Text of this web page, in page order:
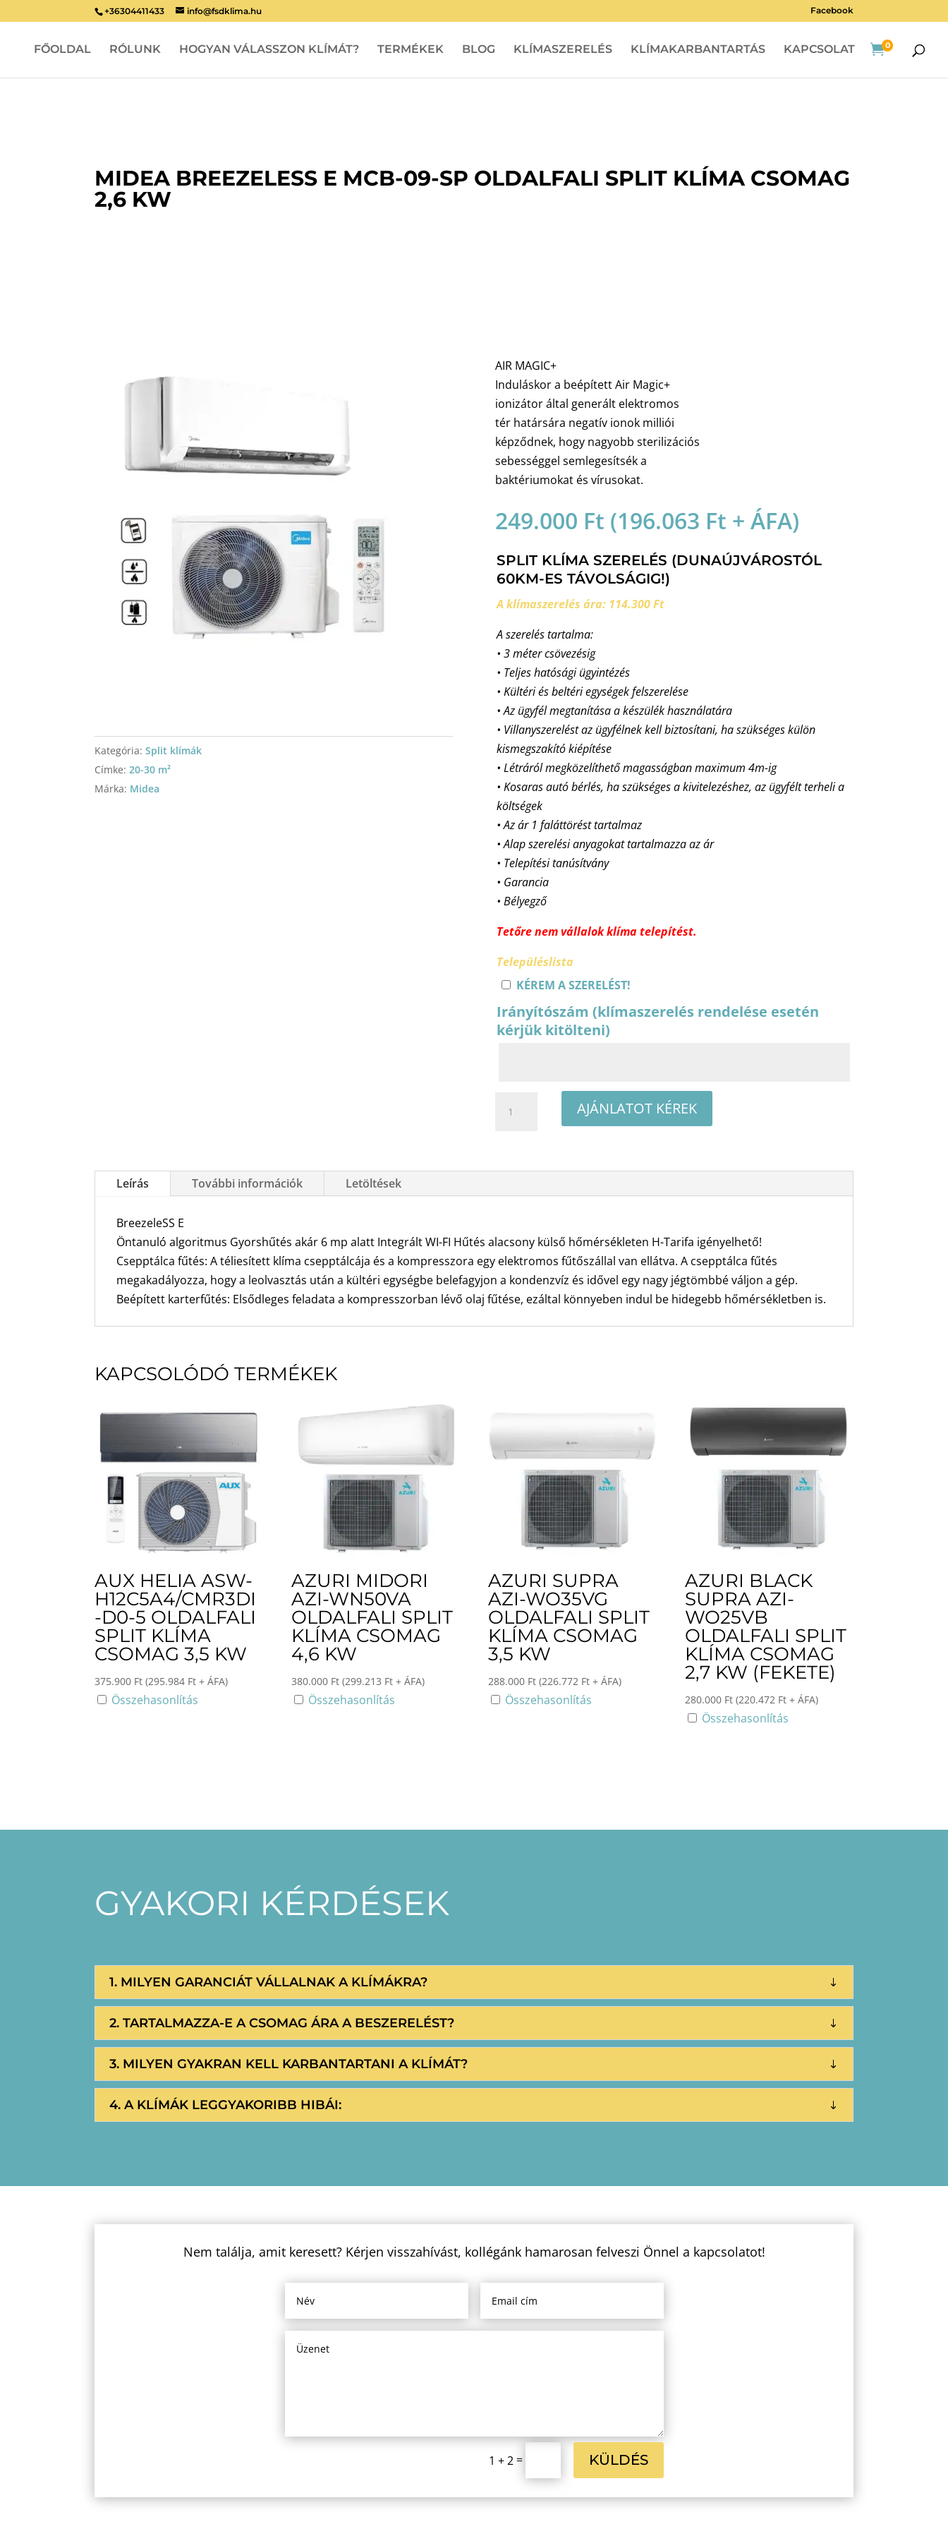
+36304411433 info@fsdklima.hu Facebook
FŐOLDAL RÓLUNK HOGYAN VÁLASSZON KLÍMÁT? TERMÉKEK BLOG KLÍMASZERELÉS KLÍMAKARBANTARTÁS KAPCSOLAT 0
MIDEA BREEZELESS E MCB-09-SP OLDALFALI SPLIT KLÍMA CSOMAG
2,6 KW
Kategória:Split klímák
Címke:20-30 m²
Márka: Midea
AIR MAGIC+
Induláskor a beépített Air Magic+
ionizátor által generált elektromos
tér határsára negatív ionok milliói
képződnek, hogy nagyobb sterilizációs
sebességgel semlegesítsék a
baktériumokat és vírusokat.
249.000 Ft (196.063 Ft + ÁFA)
SPLIT KLÍMA SZERELÉS (DUNAÚJVÁROSTÓL
60KM-ES TÁVOLSÁGIG!)
A klímaszerelés ára: 114.300 Ft
A szerelés tartalma:
• 3 méter csövezésig
• Teljes hatósági ügyintézés
• Kültéri és beltéri egységek felszerelése
• Az ügyfél megtanítása a készülék használatára
• Villanyszerelést az ügyfélnek kell biztosítani, ha szükséges külön
kismegszakító kiépítése
• Létráról megközelíthető magasságban maximum 4m-ig
• Kosaras autó bérlés, ha szükséges a kivitelezéshez, az ügyfélt terheli a
költségek
• Az ár 1 faláttörést tartalmaz
• Alap szerelési anyagokat tartalmazza az ár
• Telepítési tanúsítvány
• Garancia
• Bélyegző
Tetőre nem vállalok klíma telepítést.
Településlista
KÉREM A SZERELÉST!
Irányítószám (klímaszerelés rendelése esetén
kérjük kitölteni)
Breezeless
SP
split
klíma
csomag
2,6
mennyiség
AJÁNLATOT KÉREK
Leírás További információk Letöltések
BreezeleSS E
Öntanuló algoritmus Gyorshűtés akár 6 mp alatt Integrált WI-FI Hűtés alacsony külső hőmérsékleten H-Tarifa igényelhető!
Csepptálca fűtés: A téliesített klíma csepptálcája és a kompresszora egy elektromos fűtőszállal van ellátva. A csepptálca fűtés
megakadályozza, hogy a leolvasztás után a kültéri egységbe belefagyjon a kondenzvíz és idővel egy nagy jégtömbbé váljon a gép.
Beépített karterfűtés: Elsődleges feladata a kompresszorban lévő olaj fűtése, ezáltal könnyeben indul be hidegebb hőmérsékletben is.
KAPCSOLÓDÓ TERMÉKEK
AUX HELIA ASW-
H12C5A4/CMR3DI
-D0-5 OLDALFALI
SPLIT KLÍMA
CSOMAG 3,5 KW
375.900 Ft (295.984 Ft + ÁFA)
Összehasonlítás
AZURI MIDORI
AZI-WN50VA
OLDALFALI SPLIT
KLÍMA CSOMAG
4,6 KW
380.000 Ft (299.213 Ft + ÁFA)
Összehasonlítás
AZURI SUPRA
AZI-WO35VG
OLDALFALI SPLIT
KLÍMA CSOMAG
3,5 KW
288.000 Ft (226.772 Ft + ÁFA)
Összehasonlítás
AZURI BLACK
SUPRA AZI-
WO25VB
OLDALFALI SPLIT
KLÍMA CSOMAG
2,7 KW (FEKETE)
280.000 Ft (220.472 Ft + ÁFA)
Összehasonlítás
GYAKORI KÉRDÉSEK
1. MILYEN GARANCIÁT VÁLLALNAK A KLÍMÁKRA?
2. TARTALMAZZA-E A CSOMAG ÁRA A BESZERELÉST?
3. MILYEN GYAKRAN KELL KARBANTARTANI A KLÍMÁT?
4. A KLÍMÁK LEGGYAKORIBB HIBÁI:
Nem találja, amit keresett? Kérjen visszahívást, kollégánk hamarosan felveszi Önnel a kapcsolatot!
1 + 2= KÜLDÉS